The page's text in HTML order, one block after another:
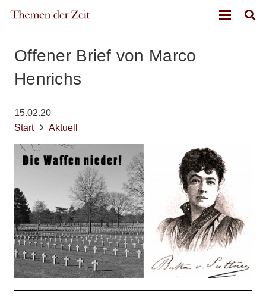
Offener Brief von Marco
Henrichs
15.02.20
Start
Aktuell